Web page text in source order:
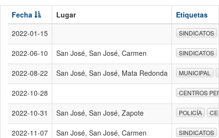
Fecha Lugar
Etiquetas
2022-01-15
SINDICATOS
2022-06-10 San José, San José, Carmen SINDICATOS
2022-08-22 San José, San José, Mata Redonda MUNICIPAL
2022-10-28 CENTROS
2022-10-31 San José, San José, Zapote POLICÍA
2022-11-07 San José, San José, Carmen SINDICATOS